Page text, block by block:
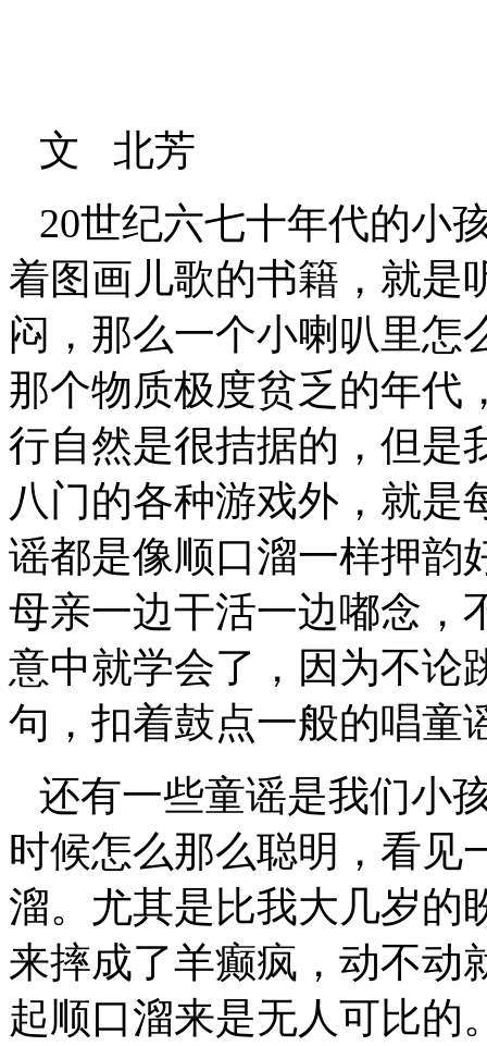
文
北芳
20世纪六七十年代的小
着图画儿歌的书籍，就是
闷，那么一个小喇叭里怎
那个物质极度贫乏的年代
行自然是很拮据的，但是
八门的各种游戏外，就是
谣都是像顺口溜一样押韵
母亲一边干活一边嘟念，
意中就学会了，因为不论
句，扣着鼓点一般的唱童
还有一些童谣是我们小
时候怎么那么聪明，看见
溜。尤其是比我大几岁的
来摔成了羊癫疯，动不动
起顺口溜来是无人可比的